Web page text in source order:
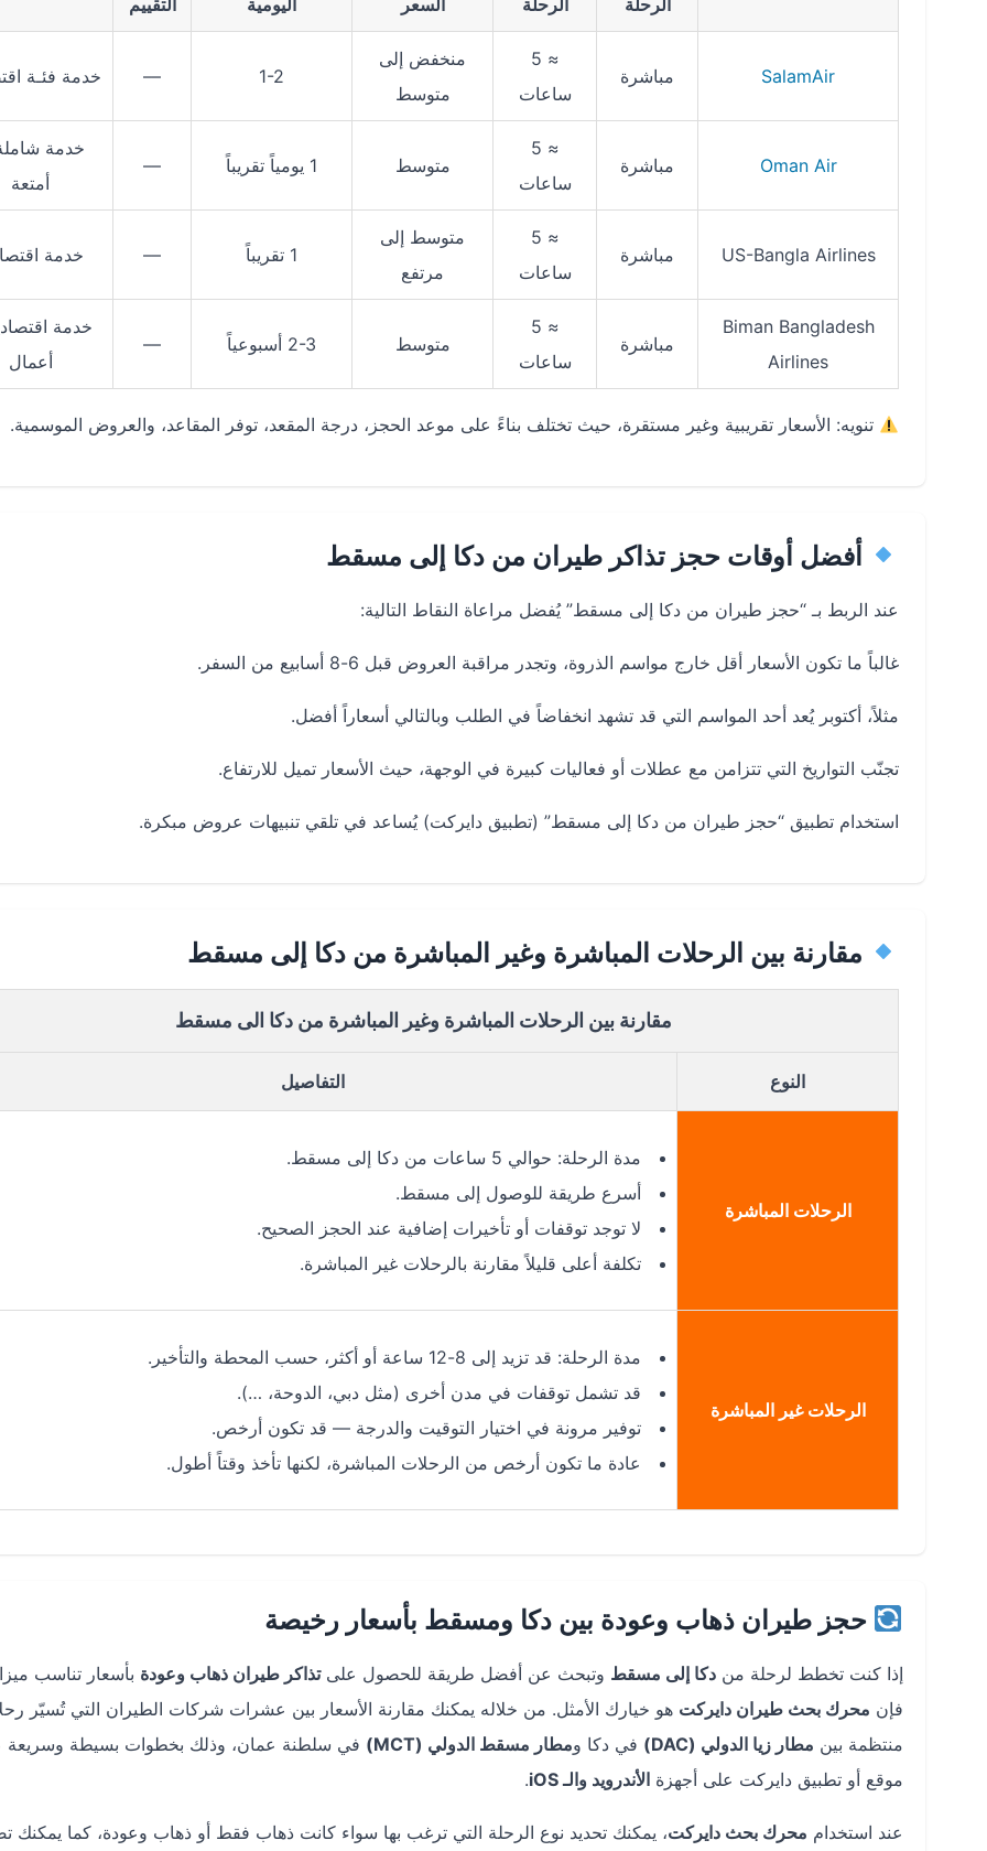
الرحلة
الرحلة
السعر
اليومية
التقييم
SalamAir مباشرة
≈ 5
ساعات
منخفض إلى
متوسط
1-2
–– خدمة فئـة
Oman Air مباشرة
≈ 5
ساعات
متوسط 1 يومياً تقريباً ––
خدمة
أمتعة
US-Bangla Airlines مباشرة
≈ 5
ساعات
متوسط إلى
مرتفع
1 تقريباً –– خدمة
Biman Bangladesh
Airlines
مباشرة
≈ 5
ساعات
متوسط 2-3 أسبوعياً ––
خدمة
أعمال
تنويه: الأسعار تقريبية وغير مستقرة، حيث تختلف بناءً على موعد الحجز، درجة المقعد، توفر المقاعد، والعروض الموسمية.
أفضل أوقات حجز تذاكر طيران من دكا إلى مسقط
عند الربط بـ “حجز طيران من دكا إلى مسقط” يُفضل مراعاة النقاط التالية:
غالباً ما تكون الأسعار أقل خارج مواسم الذروة، وتجدر مراقبة العروض قبل 6-8 أسابيع من السفر.
مثلاً، أكتوبر يُعد أحد المواسم التي قد تشهد انخفاضاً في الطلب وبالتالي أسعاراً أفضل.
تجنّب التواريخ التي تتزامن مع عطلات أو فعاليات كبيرة في الوجهة، حيث الأسعار تميل للارتفاع.
استخدام تطبيق “حجز طيران من دكا إلى مسقط” (تطبيق دايركت) يُساعد في تلقي تنبيهات عروض مبكرة.
مقارنة بين الرحلات المباشرة وغير المباشرة من دكا إلى مسقط
مقارنة بين الرحلات المباشرة وغير المباشرة من دكا الى مسقط
النوع التفاصيل
الرحلات المباشرة
مدة الرحلة: حوالي 5 ساعات من دكا إلى مسقط.
أسرع طريقة للوصول إلى مسقط.
لا توجد توقفات أو تأخيرات إضافية عند الحجز الصحيح.
تكلفة أعلى قليلاً مقارنة بالرحلات غير المباشرة.
الرحلات غير المباشرة
مدة الرحلة: قد تزيد إلى 8-12 ساعة أو أكثر، حسب المحطة والتأخير.
قد تشمل توقفات في مدن أخرى (مثل دبي، الدوحة، …).
توفير مرونة في اختيار التوقيت والدرجة — قد تكون أرخص.
عادة ما تكون أرخص من الرحلات المباشرة، لكنها تأخذ وقتاً أطول.
حجز طيران ذهاب وعودة بين دكا ومسقط بأسعار رخيصة
إذا كنت تخطط لرحلة من دكا إلى مسقط وتبحث عن أفضل طريقة للحصول علىتذاكر طيران ذهاب وعودة بأسعار تناسب
فإن محرك بحث طيران دايركت هو خيارك الأمثل. من خلاله يمكنك مقارنة الأسعار بين عشرات شركات الطيران التي تُسيّر
منتظمة بين مطار زيا الدولي (DAC) في دكا ومطار مسقط الدولي (MCT)
في سلطنة عمان، وذلك بخطوات بسيطة وسريعة
موقع أو تطبيق دايركت على أجهزة الأندرويد والـ iOS .
عند استخدام محرك بحث دايركت، يمكنك تحديد نوع الرحلة التي ترغب بها سواء كانت ذهاب فقط أو ذهاب وعودة، كما يمكنك